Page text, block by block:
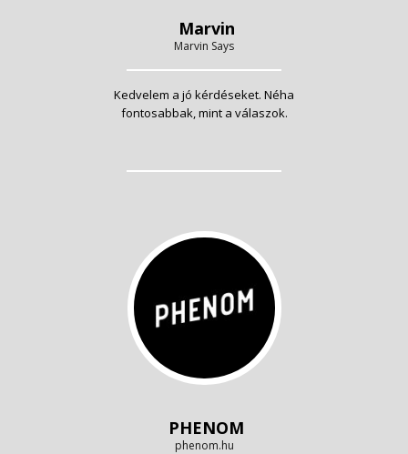
Marvin
Marvin Says
Kedvelem a jó kérdéseket. Néha
fontosabbak, mint a válaszok.
PHENOM
phenom.hu